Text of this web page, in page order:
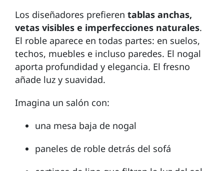
Los diseñadores prefieren tablas anchas,
vetas visibles e imperfecciones naturales.
El roble aparece en todas partes: en suelos,
techos, muebles e incluso paredes. El nogal
aporta profundidad y elegancia. El fresno
añade luz y suavidad.
Imagina un salón con:
una mesa baja de nogal
paneles de roble detrás del sofá